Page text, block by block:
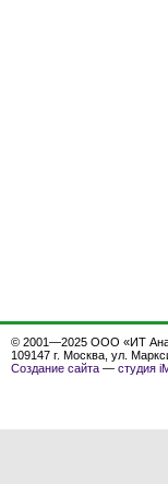
© 2001—2025 ООО «ИТ
109147 г. Москва, ул.
Создание сайта — студия